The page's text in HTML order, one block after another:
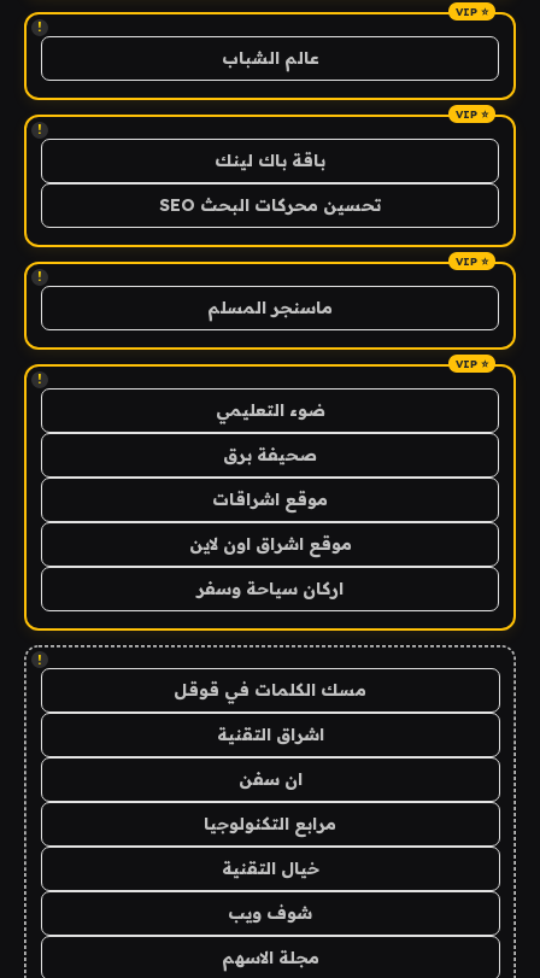
!
عالم الشباب
!
باقة باك لينك
تحسين محركات البحث SEO
!
ماسنجر المسلم
!
ضوء التعليمي
صحيفة برق
موقع اشراقات
موقع اشراق اون لاين
اركان سياحة وسفر
!
مسك الكلمات في قوقل
اشراق التقنية
ان سفن
مرابع التكنولوجيا
خيال التقنية
شوف ويب
مجلة الاسهم